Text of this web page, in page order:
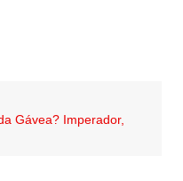
Gávea? Imperador,